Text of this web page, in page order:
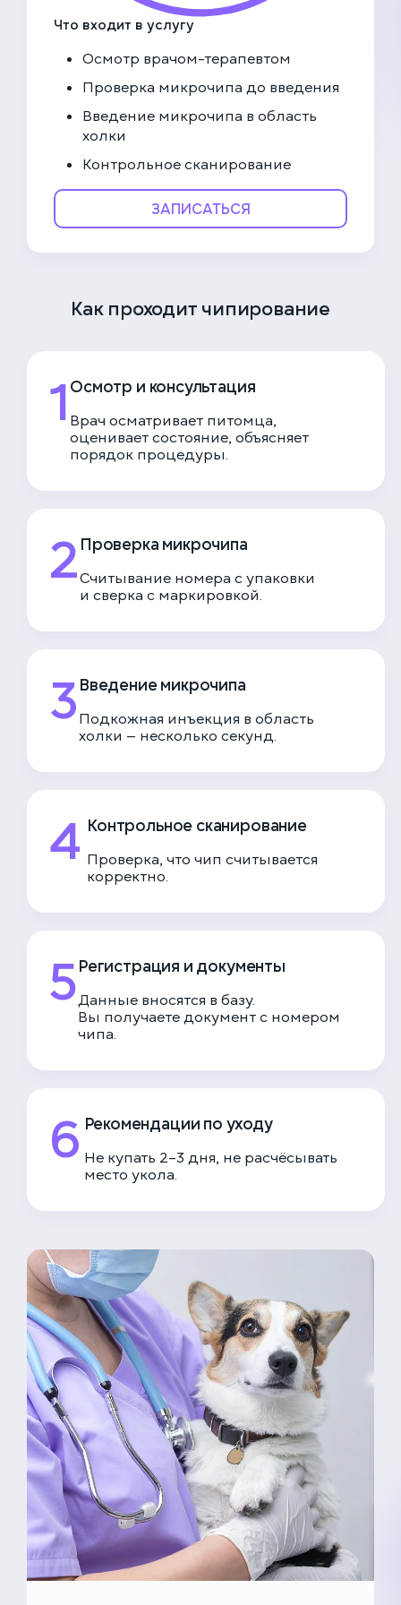
Что входит в услугу
Осмотр врачом-терапевтом
Проверка микрочипа до введения
Введение микрочипа в область
холки
Контрольное сканирование
ЗАПИСАТЬСЯ
Как проходит чипирование
1 Осмотр и консультация
Врач осматривает питомца,
оценивает состояние, объясняет
порядок процедуры.
2 Проверка микрочипа
Считывание номера с упаковки
и сверка с маркировкой.
3 Введение микрочипа
Подкожная инъекция в область
холки — несколько секунд.
4 Контрольное сканирование
Проверка, что чип считывается
корректно.
5Регистрация и документы
Данные вносятся в базу.
Вы получаете документ с номером
чипа.
6 Рекомендации по уходу
Не купать 2–3 дня, не расчёсывать
место укола.